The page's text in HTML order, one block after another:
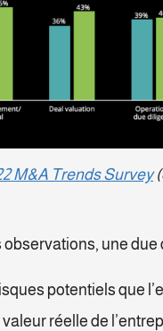
M&A Trends Survey
observations, une
potentiels que
réelle de